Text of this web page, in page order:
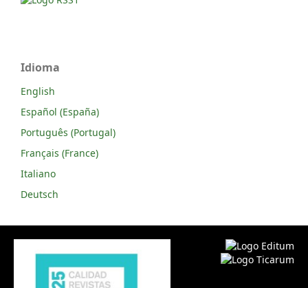
Idioma
English
Español (España)
Português (Portugal)
Français (France)
Italiano
Deutsch